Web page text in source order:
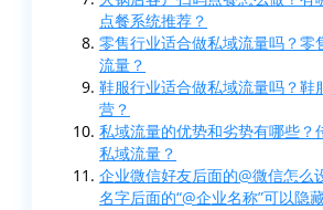
点餐系统推荐？
零售行业适合做私域流量吗？零
流量？
鞋服行业适合做私域流量吗？鞋
营？
私域流量的优势和劣势有哪些？
私域流量？
企业微信好友后面的@微信怎么
名字后面的“@企业名称”可以隐